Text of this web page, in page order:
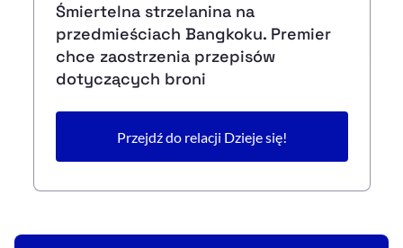
Śmiertelna strzelanina na
przedmieściach Bangkoku. Premier
chce zaostrzenia przepisów
dotyczących broni
Przejdź do relacji Dzieje się!